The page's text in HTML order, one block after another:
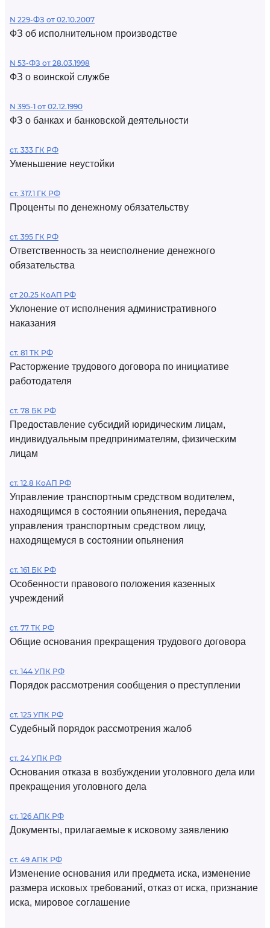
N 229-ФЗ от 02.10.2007
ФЗ об исполнительном производстве
N 53-ФЗ от 28.03.1998
ФЗ о воинской службе
N 395-1 от 02.12.1990
ФЗ о банках и банковской деятельности
ст. 333 ГК РФ
Уменьшение неустойки
ст. 317.1 ГК РФ
Проценты по денежному обязательству
ст. 395 ГК РФ
Ответственность за неисполнение денежного
обязательства
ст 20.25 КоАП РФ
Уклонение от исполнения административного
наказания
ст. 81 ТК РФ
Расторжение трудового договора по инициативе
работодателя
ст. 78 БК РФ
Предоставление субсидий юридическим лицам,
индивидуальным предпринимателям, физическим
лицам
ст. 12.8 КоАП РФ
Управление транспортным средством водителем,
находящимся в состоянии опьянения, передача
управления транспортным средством лицу,
находящемуся в состоянии опьянения
ст. 161 БК РФ
Особенности правового положения казенных
учреждений
ст. 77 ТК РФ
Общие основания прекращения трудового договора
ст. 144 УПК РФ
Порядок рассмотрения сообщения о преступлении
ст. 125 УПК РФ
Судебный порядок рассмотрения жалоб
ст. 24 УПК РФ
Основания отказа в возбуждении уголовного дела или
прекращения уголовного дела
ст. 126 АПК РФ
Документы, прилагаемые к исковому заявлению
ст. 49 АПК РФ
Изменение основания или предмета иска, изменение
размера исковых требований, отказ от иска, признание
иска, мировое соглашение